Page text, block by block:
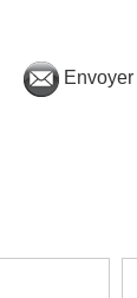
Envoyer